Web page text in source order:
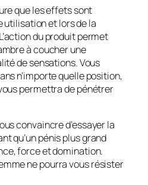
que les effets sont
utilisation et lors de la
du produit permet
à coucher une
de sensations. Vous
n’importe quelle position,
permettra de pénétrer
convaincre d’essayer la
qu’un pénis plus grand
force et domination.
ne pourra vous résister